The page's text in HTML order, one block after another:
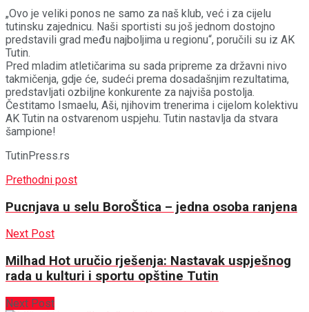
„Ovo je veliki ponos ne samo za naš klub, već i za cijelu
tutinsku zajednicu. Naši sportisti su još jednom dostojno
predstavili grad među najboljima u regionu“, poručili su iz AK
Tutin.
Pred mladim atletičarima su sada pripreme za državni nivo
takmičenja, gdje će, sudeći prema dosadašnjim rezultatima,
predstavljati ozbiljne konkurente za najviša postolja.
Čestitamo Ismaelu, Aši, njihovim trenerima i cijelom kolektivu
AK Tutin na ostvarenom uspjehu. Tutin nastavlja da stvara
šampione!
TutinPress.rs
Prethodni post
Pucnjava u selu BoroŠtica – jedna osoba ranjena
Next Post
Milhad Hot uručio rješenja: Nastavak uspješnog
rada u kulturi i sportu opštine Tutin
Next Post